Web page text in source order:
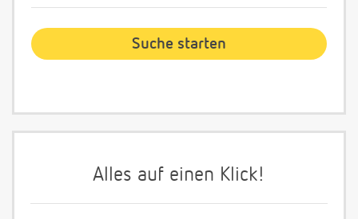
Alles auf einen Klick!